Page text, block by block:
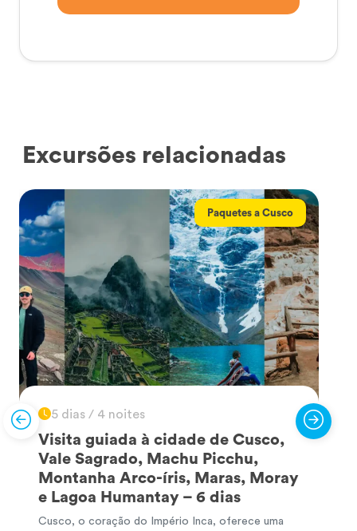
Excursões relacionadas
Paquetes a Cusco
5 dias / 4 noites
Visita guiada à cidade de Cusco,
Vale Sagrado, Machu Picchu,
Montanha Arco-íris, Maras, Moray
e Lagoa Humantay – 6 dias
Cusco, o coração do Império Inca, oferece uma